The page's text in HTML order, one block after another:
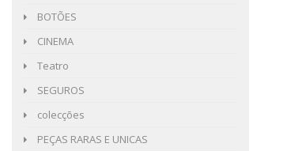
BOTÕES
CINEMA
Teatro
SEGUROS
colecções
PEÇAS RARAS E UNICAS